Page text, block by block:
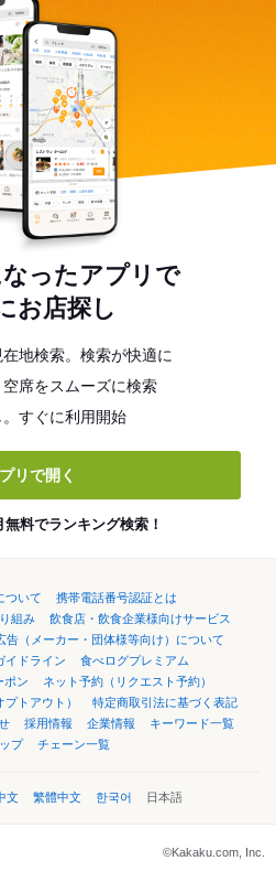
ったアプリで
お店探し
地検索。検索が快適に
席をスムーズに検索
すぐに利用開始
リで開く
料でランキング検索！
ついて
携帯電話番号認証とは
組み
飲食店・飲食企業様向けサービス
告（メーカー・団体様等向け）について
イドライン
食べログプレミアム
ポン
ネット予約（リクエスト予約）
トアウト）
特定商取引法に基づく表記
採用情報 企業情報
キーワード一覧
プ
チェーン一覧
文 繁體中文 한국어 日本語
©Kakaku.com, Inc.